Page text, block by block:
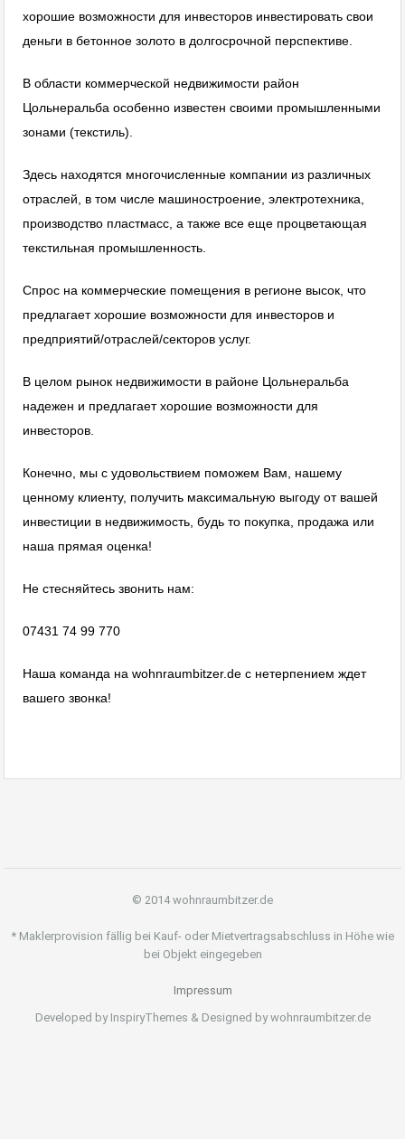
хорошие возможности для инвесторов инвестировать свои
деньги в бетонное золото в долгосрочной перспективе.
В области коммерческой недвижимости район
Цольнеральба особенно известен своими промышленными
зонами (текстиль).
Здесь находятся многочисленные компании из различных
отраслей, в том числе машиностроение, электротехника,
производство пластмасс, а также все еще процветающая
текстильная промышленность.
Спрос на коммерческие помещения в регионе высок, что
предлагает хорошие возможности для инвесторов и
предприятий/отраслей/секторов услуг.
В целом рынок недвижимости в районе Цольнеральба
надежен и предлагает хорошие возможности для
инвесторов.
Конечно, мы с удовольствием поможем Вам, нашему
ценному клиенту, получить максимальную выгоду от вашей
инвестиции в недвижимость, будь то покупка, продажа или
наша прямая оценка!
Не стесняйтесь звонить нам:
07431 74 99 770
Наша команда на wohnraumbitzer.de с нетерпением ждет
вашего звонка!
© 2014 wohnraumbitzer.de
* Maklerprovision fällig bei Kauf- oder Mietvertragsabschluss in Höhe wie
bei Objekt eingegeben
Impressum
Developed by InspiryThemes & Designed by wohnraumbitzer.de